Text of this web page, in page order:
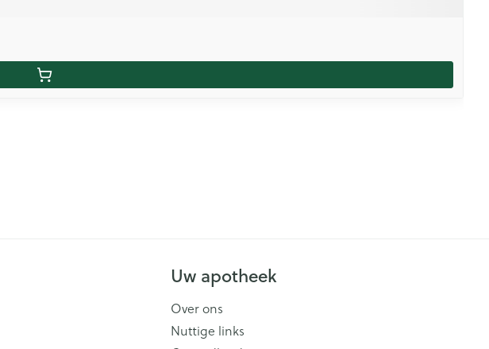
Uw apotheek
Over ons
Nuttige links